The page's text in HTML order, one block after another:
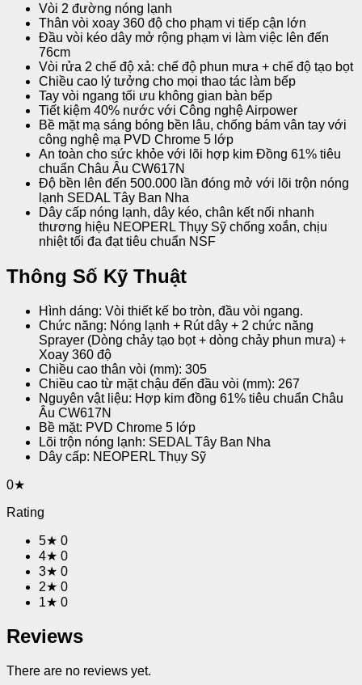
Vòi 2 đường nóng lạnh
Thân vòi xoay 360 độ cho phạm vi tiếp cận lớn
Đầu vòi kéo dây mở rộng phạm vi làm việc lên đến
76cm
Vòi rửa 2 chế độ xả: chế độ phun mưa + chế độ tạo bọt
Chiều cao lý tưởng cho mọi thao tác làm bếp
Tay vòi ngang tối ưu không gian bàn bếp
Tiết kiệm 40% nước với Công nghệ Airpower
Bề mặt mạ sáng bóng bền lâu, chống bám vân tay với
công nghệ mạ PVD Chrome 5 lớp
An toàn cho sức khỏe với lõi hợp kim Đồng 61% tiêu
chuẩn Châu Âu CW617N
Độ bền lên đến 500.000 lần đóng mở với lõi trộn nóng
lạnh SEDAL Tây Ban Nha
Dây cấp nóng lạnh, dây kéo, chân kết nối nhanh
thương hiệu NEOPERL Thụy Sỹ chống xoắn, chịu
nhiệt tối đa đạt tiêu chuẩn NSF
Thông Số Kỹ Thuật
Hình dáng: Vòi thiết kế bo tròn, đầu vòi ngang.
Chức năng: Nóng lạnh + Rút dây + 2 chức năng
Sprayer (Dòng chảy tạo bọt + dòng chảy phun mưa) +
Xoay 360 độ
Chiều cao thân vòi (mm): 305
Chiều cao từ mặt chậu đến đầu vòi (mm): 267
Nguyên vật liệu: Hợp kim đồng 61% tiêu chuẩn Châu
Âu CW617N
Bề mặt: PVD Chrome 5 lớp
Lõi trộn nóng lạnh: SEDAL Tây Ban Nha
Dây cấp: NEOPERL Thụy Sỹ
0★
Rating
5★ 0
4★ 0
3★ 0
2★ 0
1★ 0
Reviews
There are no reviews yet.